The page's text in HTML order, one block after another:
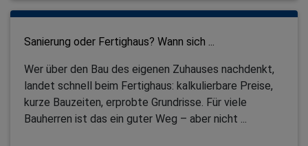
Sanierung oder Fertighaus? Wann sich ...
Wer über den Bau des eigenen Zuhauses nachdenkt,
landet schnell beim Fertighaus: kalkulierbare Preise,
kurze Bauzeiten, erprobte Grundrisse. Für viele
Bauherren ist das ein guter Weg – aber nicht ...